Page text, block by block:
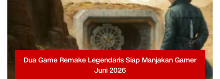
Dua Game Remake Legendaris Siap Manjakan Gamer
Juni 2026